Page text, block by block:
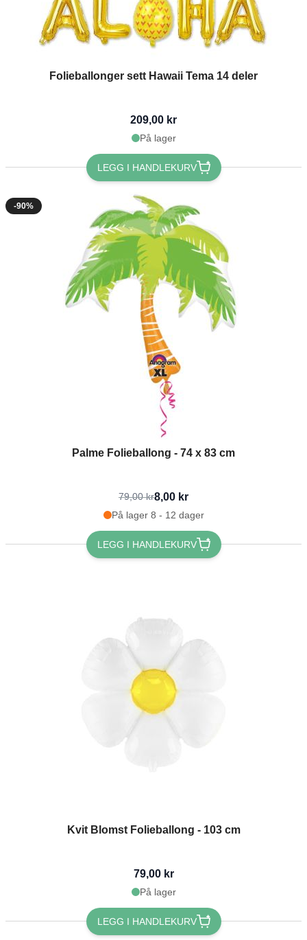
Folieballonger sett Hawaii Tema 14 deler
209,00 kr
På lager
LEGG I HANDLEKURV
-90%
Palme Folieballong - 74 x 83 cm
79,00 kr8,00 kr
På lager 8 - 12 dager
LEGG I HANDLEKURV
Kvit Blomst Folieballong - 103 cm
79,00 kr
På lager
LEGG I HANDLEKURV